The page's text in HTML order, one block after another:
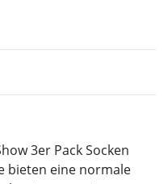
3er Pack Socken
bieten eine normale